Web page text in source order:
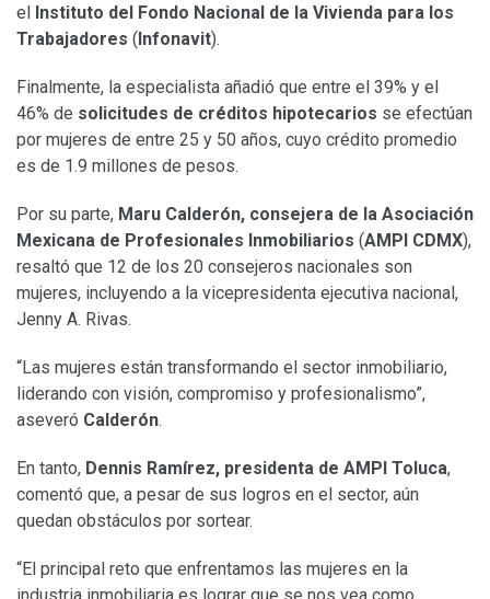
el Instituto del Fondo Nacional de la Vivienda para los
Trabajadores (Infonavit).
Finalmente, la especialista añadió que entre el 39% y el
46% de solicitudes de créditos hipotecarios se efectúan
por mujeres de entre 25 y 50 años, cuyo crédito promedio
es de 1.9 millones de pesos.
Por su parte, Maru Calderón, consejera de la Asociación
Mexicana de Profesionales Inmobiliarios (AMPI CDMX),
resaltó que 12 de los 20 consejeros nacionales son
mujeres, incluyendo a la vicepresidenta ejecutiva nacional,
Jenny A. Rivas.
“Las mujeres están transformando el sector inmobiliario,
liderando con visión, compromiso y profesionalismo”,
aseveró Calderón.
En tanto, Dennis Ramírez, presidenta de AMPI Toluca,
comentó que, a pesar de sus logros en el sector, aún
quedan obstáculos por sortear.
“El principal reto que enfrentamos las mujeres en la
industria inmobiliaria es lograr que se nos vea como